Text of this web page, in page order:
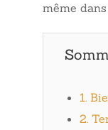
même
1.
2.